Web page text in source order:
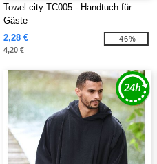
Towel city TC005 - Handtuch für
Gäste
2,28 €
4,20 €
-46%